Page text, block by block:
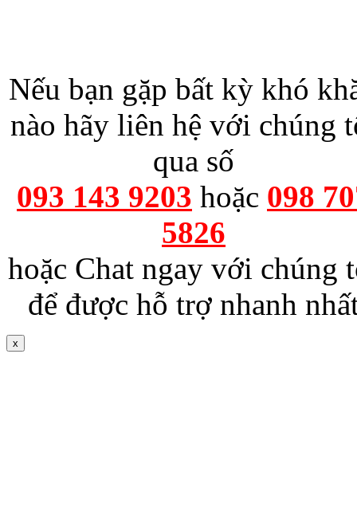
Nếu bạn gặp bất kỳ khó
nào hãy liên hệ với chúng
qua số
093 143 9203 hoặc 098
5826
hoặc Chat ngay với chúng
để được hỗ trợ nhanh
x